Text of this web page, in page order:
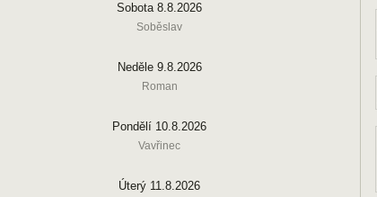
Sobota 8.8.2026
Soběslav
Neděle 9.8.2026
Roman
Pondělí 10.8.2026
Vavřinec
Úterý 11.8.2026